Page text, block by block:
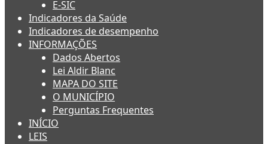
E-SIC
Indicadores da Saúde
Indicadores de desempenho
INFORMAÇÕES
Dados Abertos
Lei Aldir Blanc
MAPA DO SITE
O MUNICÍPIO
Perguntas Frequentes
INÍCIO
LEIS